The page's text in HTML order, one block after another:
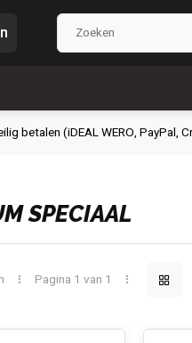
betalen (iDEAL WERO, PayPal,
SPECIAAL
Pagina 1 van 1